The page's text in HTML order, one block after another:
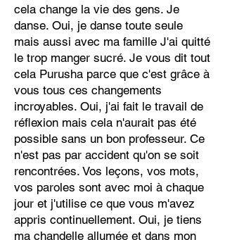
cela change la vie des gens. Je
danse. Oui, je danse toute seule
mais aussi avec ma famille J'ai quitté
le trop manger sucré. Je vous dit tout
cela Purusha parce que c'est grâce à
vous tous ces changements
incroyables. Oui, j'ai fait le travail de
réflexion mais cela n'aurait pas été
possible sans un bon professeur. Ce
n'est pas par accident qu'on se soit
rencontrées. Vos leçons, vos mots,
vos paroles sont avec moi à chaque
jour et j'utilise ce que vous m'avez
appris continuellement. Oui, je tiens
ma chandelle allumée et dans mon